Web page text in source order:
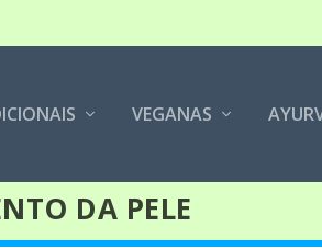
VEGANAS
DA PELE